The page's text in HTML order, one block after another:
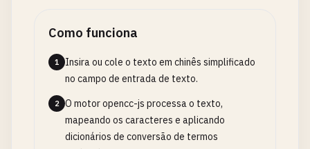
Como funciona
1
Insira ou cole o texto em chinês simplificado
no campo de entrada de texto.
2
O motor opencc-js processa o texto,
mapeando os caracteres e aplicando
dicionários de conversão de termos